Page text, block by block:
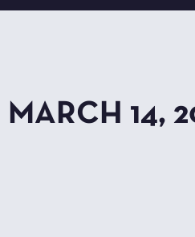
MARCH 14,